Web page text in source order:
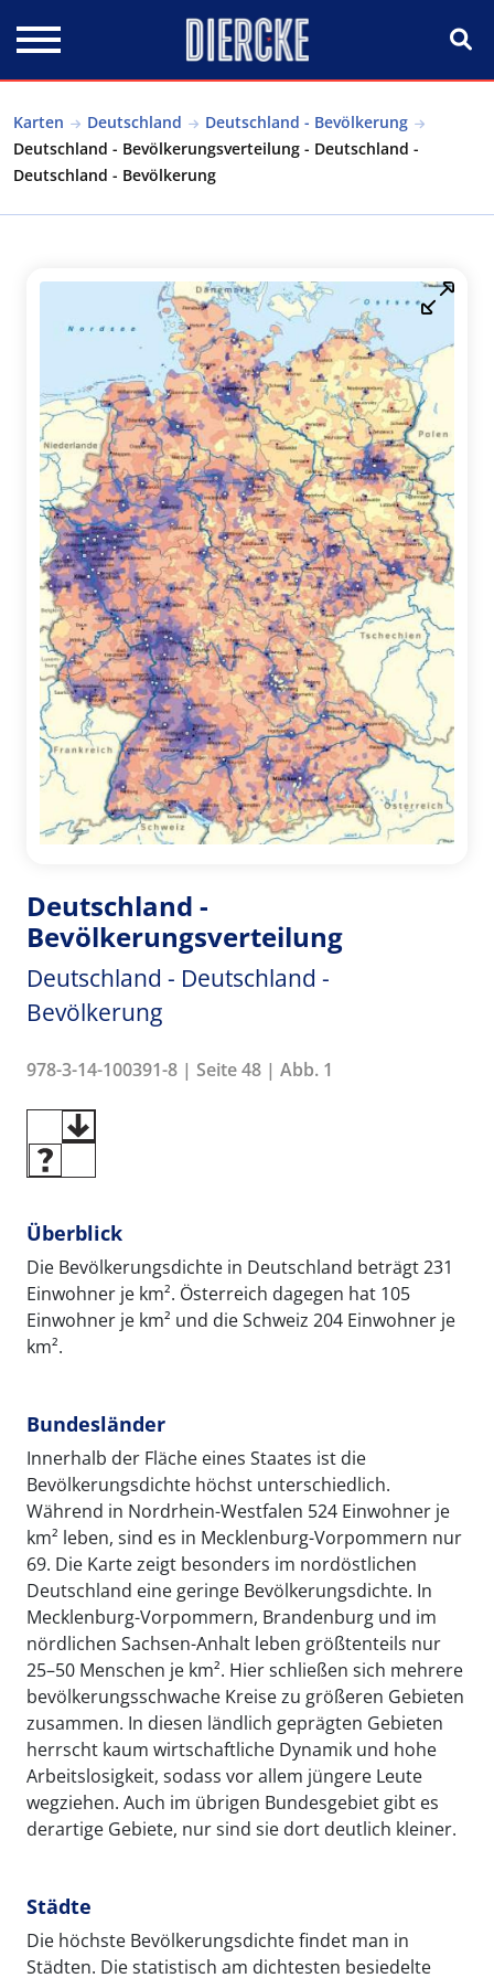
Karten Deutschland
Deutschland - Bevölkerung
Deutschland - Bevölkerungsverteilung - Deutschland -
Deutschland - Bevölkerung
Deutschland -
Bevölkerungsverteilung
Deutschland - Deutschland -
Bevölkerung
978-3-14-100391-8 | Seite 48 | Abb. 1
Überblick
Die Bevölkerungsdichte in Deutschland beträgt 231
Einwohner je km². Österreich dagegen hat 105
Einwohner je km² und die Schweiz 204 Einwohner je
km².
Bundesländer
Innerhalb der Fläche eines Staates ist die
Bevölkerungsdichte höchst unterschiedlich.
Während in Nordrhein-Westfalen 524 Einwohner je
km² leben, sind es in Mecklenburg-Vorpommern nur
69. Die Karte zeigt besonders im nordöstlichen
Deutschland eine geringe Bevölkerungsdichte. In
Mecklenburg-Vorpommern, Brandenburg und im
nördlichen Sachsen-Anhalt leben größtenteils nur
25–50 Menschen je km². Hier schließen sich mehrere
bevölkerungsschwache Kreise zu größeren Gebieten
zusammen. In diesen ländlich geprägten Gebieten
herrscht kaum wirtschaftliche Dynamik und hohe
Arbeitslosigkeit, sodass vor allem jüngere Leute
wegziehen. Auch im übrigen Bundesgebiet gibt es
derartige Gebiete, nur sind sie dort deutlich kleiner.
Städte
Die höchste Bevölkerungsdichte findet man in
Städten. Die statistisch am dichtesten besiedelte